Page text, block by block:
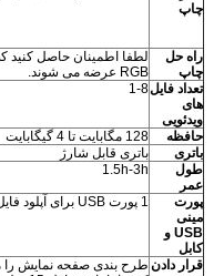
چاپ
راه حل
چاپ
RGB عرضه می شوند.
تعداد فایل
های
ویدئویی
1-8
حافظه
128 مگابایت تا 4 گیگابایت
باتری
باتری قابل شارژ
طول
عمر
1.5h-3h
پورت
مینی
USB و
کابل
1 پورت USB برای آپلود فایل ها و شارژ
قرار دادن طرح بندی صفحه نمایش را